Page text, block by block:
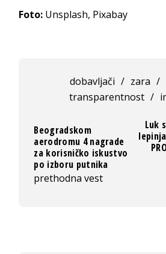
Foto: Unsplash, Pixabay
dobavljači / zara /
transparentnost /
Beogradskom
aerodromu 4 nagrade
za korisničko iskustvo
po izboru putnika
prethodna vest
Luk